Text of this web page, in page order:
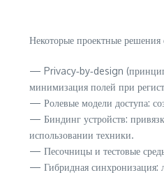
Некоторые проектные решения
— Privacy‑by‑design (принцип
минимизация полей при
— Ролевые модели доступа:
— Биндинг устройств:
использовании техники.
— Песочницы и тестовые
— Гибридная синхронизация: